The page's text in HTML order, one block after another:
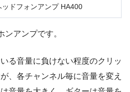
ッドフォンアンプ HA400
アンプです。
る音量に負けない程度のクリッ
、各チャンネル毎に音量を変え